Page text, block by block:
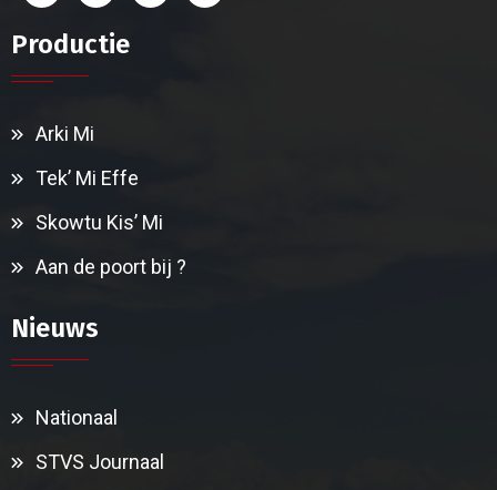
Productie
Arki Mi
Tek’ Mi Effe
Skowtu Kis’ Mi
Aan de poort bij ?
Nieuws
Nationaal
STVS Journaal